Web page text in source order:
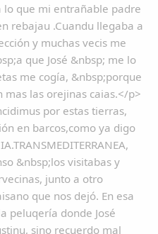
lo que mi entrañable padre
rebajau .Cuandu llegaba a
y muchas vecis me
que José &nbsp; me lo
me cogía, &nbsp;porque
las orejinas caias.</p>
por estas tierras,
en barcos,como ya digo
&nbsp;los visitabas y
junto a otro
que nos dejó. En esa
peluqería donde José
sino recuerdo mal